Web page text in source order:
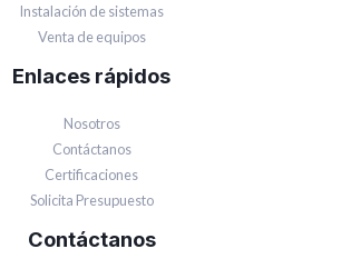
Instalación de sistemas
Venta de equipos
Enlaces rápidos
Nosotros
Contáctanos
Certificaciones
Solicita Presupuesto
Contáctanos